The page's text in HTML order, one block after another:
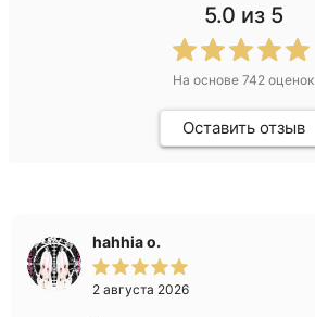
5.0 из 5
На основе 742 оценок
Оставить отзыв
hahhia o.
2 августа 2026